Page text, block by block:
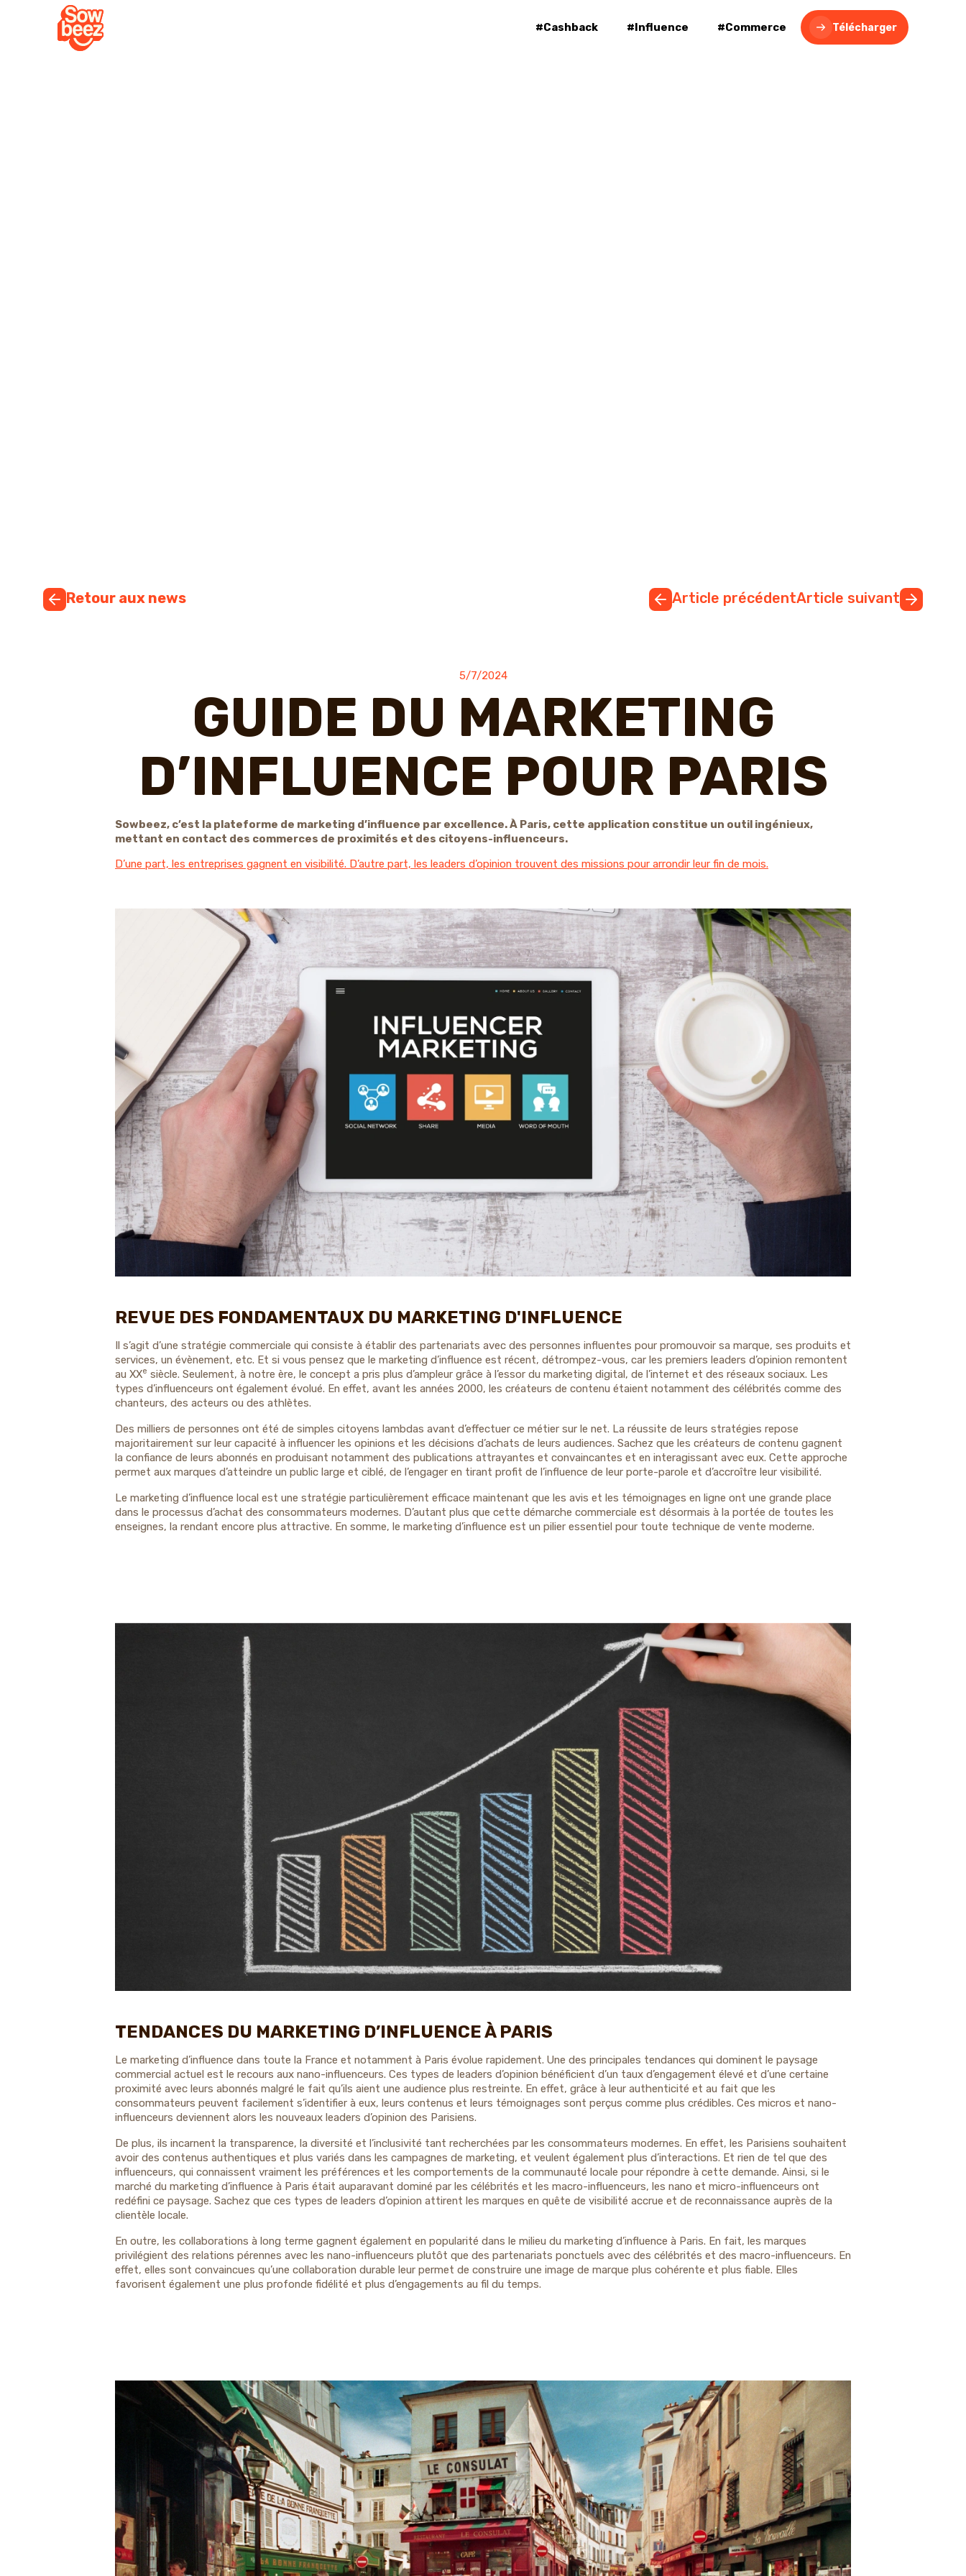
#Cashback #Influence #Commerce Télécharger
Retour aux news Article précédentArticle suivant
5/7/2024
GUIDE DU MARKETING
D’INFLUENCE POUR PARIS
Sowbeez, c’est la plateforme de marketing d’influence par excellence. À Paris, cette application constitue un outil ingénieux,
mettant en contact des commerces de proximités et des citoyens-influenceurs.
D’une part, les entreprises gagnent en visibilité. D’autre part, les leaders d’opinion trouvent des missions pour arrondir leur fin de mois.
REVUE DES FONDAMENTAUX DU MARKETING D'INFLUENCE
Il s’agit d’une stratégie commerciale qui consiste à établir des partenariats avec des personnes influentes pour promouvoir sa marque, ses produits et
services, un évènement, etc. Et si vous pensez que le marketing d’influence est récent, détrompez-vous, car les premiers leaders d’opinion remontent
au XXe siècle. Seulement, à notre ère, le concept a pris plus d’ampleur grâce à l’essor du marketing digital, de l’internet et des réseaux sociaux. Les
types d’influenceurs ont également évolué. En effet, avant les années 2000, les créateurs de contenu étaient notamment des célébrités comme des
chanteurs, des acteurs ou des athlètes.
Des milliers de personnes ont été de simples citoyens lambdas avant d’effectuer ce métier sur le net. La réussite de leurs stratégies repose
majoritairement sur leur capacité à influencer les opinions et les décisions d’achats de leurs audiences. Sachez que les créateurs de contenu gagnent
la confiance de leurs abonnés en produisant notamment des publications attrayantes et convaincantes et en interagissant avec eux. Cette approche
permet aux marques d’atteindre un public large et ciblé, de l’engager en tirant profit de l’influence de leur porte-parole et d’accroître leur visibilité.
Le marketing d’influence local est une stratégie particulièrement efficace maintenant que les avis et les témoignages en ligne ont une grande place
dans le processus d’achat des consommateurs modernes. D’autant plus que cette démarche commerciale est désormais à la portée de toutes les
enseignes, la rendant encore plus attractive. En somme, le marketing d’influence est un pilier essentiel pour toute technique de vente moderne.
TENDANCES DU MARKETING D’INFLUENCE À PARIS
Le marketing d’influence dans toute la France et notamment à Paris évolue rapidement. Une des principales tendances qui dominent le paysage
commercial actuel est le recours aux nano-influenceurs. Ces types de leaders d’opinion bénéficient d’un taux d’engagement élevé et d’une certaine
proximité avec leurs abonnés malgré le fait qu’ils aient une audience plus restreinte. En effet, grâce à leur authenticité et au fait que les
consommateurs peuvent facilement s’identifier à eux, leurs contenus et leurs témoignages sont perçus comme plus crédibles. Ces micros et nano-
influenceurs deviennent alors les nouveaux leaders d’opinion des Parisiens.
De plus, ils incarnent la transparence, la diversité et l’inclusivité tant recherchées par les consommateurs modernes. En effet, les Parisiens souhaitent
avoir des contenus authentiques et plus variés dans les campagnes de marketing, et veulent également plus d’interactions. Et rien de tel que des
influenceurs, qui connaissent vraiment les préférences et les comportements de la communauté locale pour répondre à cette demande. Ainsi, si le
marché du marketing d’influence à Paris était auparavant dominé par les célébrités et les macro-influenceurs, les nano et micro-influenceurs ont
redéfini ce paysage. Sachez que ces types de leaders d’opinion attirent les marques en quête de visibilité accrue et de reconnaissance auprès de la
clientèle locale.
En outre, les collaborations à long terme gagnent également en popularité dans le milieu du marketing d’influence à Paris. En fait, les marques
privilégient des relations pérennes avec les nano-influenceurs plutôt que des partenariats ponctuels avec des célébrités et des macro-influenceurs. En
effet, elles sont convaincues qu’une collaboration durable leur permet de construire une image de marque plus cohérente et plus fiable. Elles
favorisent également une plus profonde fidélité et plus d’engagements au fil du temps.